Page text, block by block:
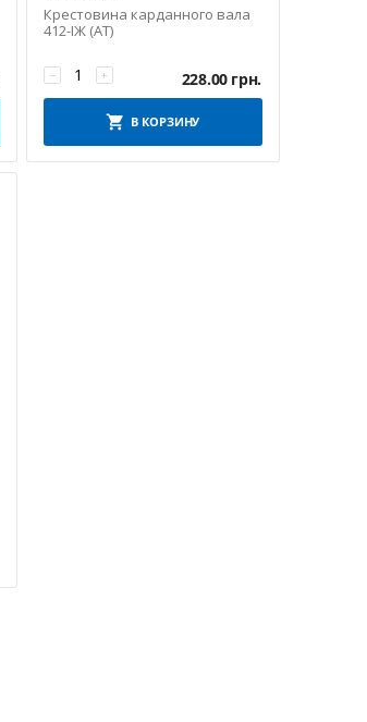
Крестовина карданного вала
412-ІЖ (АТ)
+
− 228.00 грн.
В КОРЗИНУ